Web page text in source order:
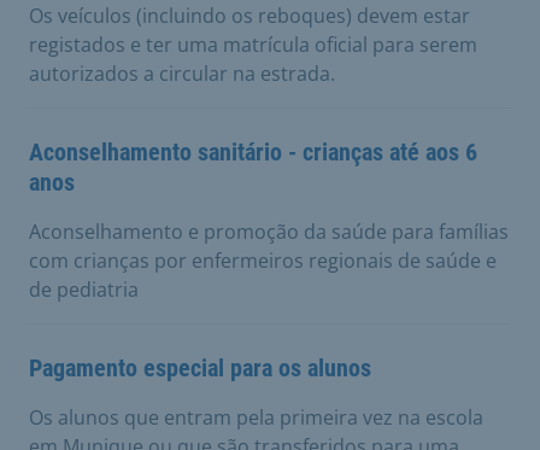
Os veículos (incluindo os reboques) devem estar
registados e ter uma matrícula oficial para serem
autorizados a circular na estrada.
Aconselhamento sanitário - crianças até aos 6
anos
Aconselhamento e promoção da saúde para famílias
com crianças por enfermeiros regionais de saúde e
de pediatria
Pagamento especial para os alunos
Os alunos que entram pela primeira vez na escola